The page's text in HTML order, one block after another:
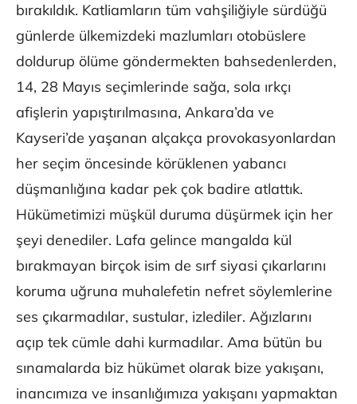
bırakıldık. Katliamların tüm vahşiliğiyle sürdüğü
günlerde ülkemizdeki mazlumları otobüslere
doldurup ölüme göndermekten bahsedenlerden,
14, 28 Mayıs seçimlerinde sağa, sola ırkçı
afişlerin yapıştırılmasına, Ankara’da ve
Kayseri’de yaşanan alçakça provokasyonlardan
her seçim öncesinde körüklenen yabancı
düşmanlığına kadar pek çok badire atlattık.
Hükümetimizi müşkül duruma düşürmek için her
şeyi denediler. Lafa gelince mangalda kül
bırakmayan birçok isim de sırf siyasi çıkarlarını
koruma uğruna muhalefetin nefret söylemlerine
ses çıkarmadılar, sustular, izlediler. Ağızlarını
açıp tek cümle dahi kurmadılar. Ama bütün bu
sınamalarda biz hükümet olarak bize yakışanı,
inancımıza ve insanlığımıza yakışanı yapmaktan